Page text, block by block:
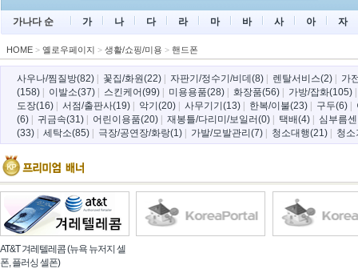
가나다 순 가 나 다 라 마 바 사 아 자
HOME > 옐로우페이지 > 생활/쇼핑/미용 > 핸드폰
사우나/찜질방(82) 꽃집/화원(22) 자판기/정수기/비데(8) 렌탈서비스(2)
가
(158)
이발소(37) 스킨케어(99) 미용용품(28) 화장품(56) 가방/잡화(105)
도장(16)
서점/출판사(19) 악기(20) 사무기기(13) 한복/이불(23) 구두(6)
(6)
귀금속(31) 어린이용품(20) 재봉틀/다리미/보일러(0) 택배(4)
심부름
(33)
세탁소(85) 극장/공연장/화랑(1) 가발/모발관리(7) 청소대행(21) 청
AT&T 겨레텔레콤 (뉴욕 뉴저지 셀
폰, 플러싱 셀폰)